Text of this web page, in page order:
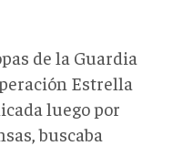
de la Guardia
Estrella
luego por
buscaba